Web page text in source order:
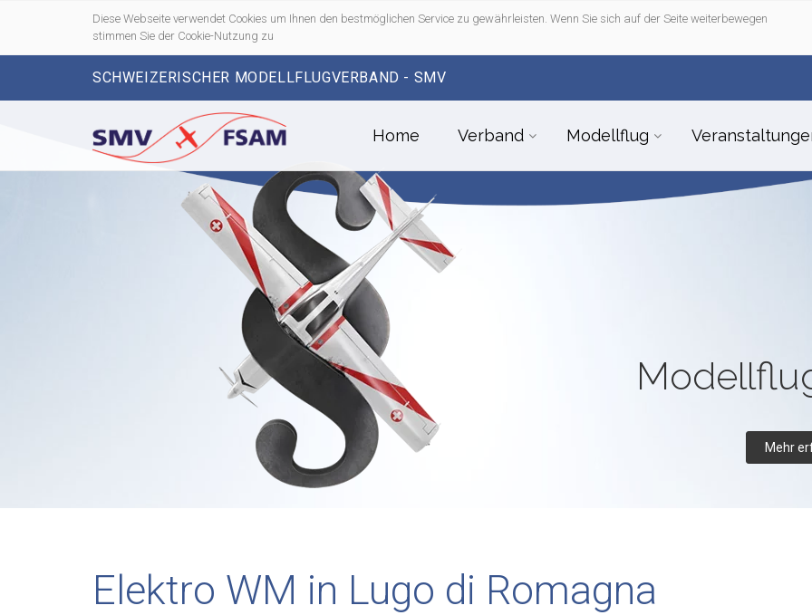
Diese Webseite verwendet Cookies um Ihnen den bestmöglichen Service zu gewährleisten. Wenn Sie sich auf der Seite weiterbewegen
stimmen Sie der Cookie-Nutzung zu
SCHWEIZERISCHER MODELLFLUGVERBAND - SMV
Home Verband Modellflug
Mehr
Elektro WM in Lugo di Romagna